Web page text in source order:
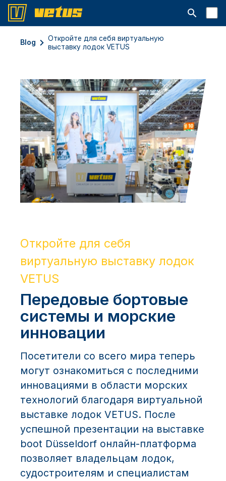
Открыть
Blog
Откройте для себя виртуальную
выставку лодок VETUS
Откройте для себя
виртуальную выставку лодок
VETUS
Передовые бортовые
системы и морские
инновации
Посетители со всего мира теперь
могут ознакомиться с последними
инновациями в области морских
технологий благодаря виртуальной
выставке лодок VETUS. После
успешной презентации на выставке
boot Düsseldorf онлайн-платформа
позволяет владельцам лодок,
судостроителям и специалистам